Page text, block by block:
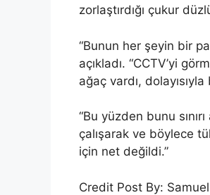
zorlaştırdığı çukur
“Bunun her şeyin bir
açıkladı. “CCTV’yi
ağaç vardı,
“Bu yüzden bunu
çalışarak ve böylece
için net değildi.”
Credit Post By: